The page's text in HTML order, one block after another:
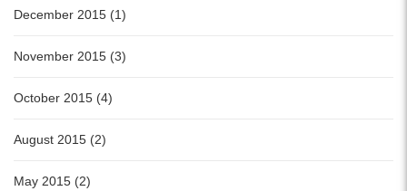
December 2015 (1)
November 2015 (3)
October 2015 (4)
August 2015 (2)
May 2015 (2)